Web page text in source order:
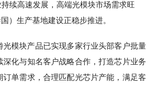
续高速发展，高端光模块市场需求旺
）生产基地建设正稳步推进。
模块产品已实现多家行业头部客户批量
化与知名客户战略合作，打造芯片业务
单需求，合理匹配光芯片产能，满足客